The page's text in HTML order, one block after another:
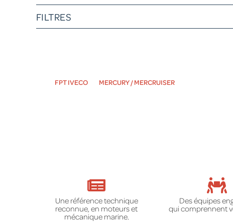
FILTRES
FPT IVECO MERCURY / MERCRUISER
Une référence technique
reconnue, en moteurs et
mécanique marine.
Des équipes
qui comprennent